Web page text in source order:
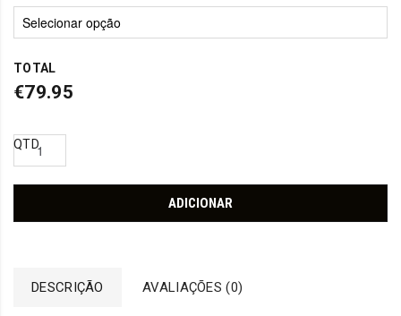
TOTAL
€79.95
QTD
ADICIONAR
DESCRIÇÃO AVALIAÇÕES (0)